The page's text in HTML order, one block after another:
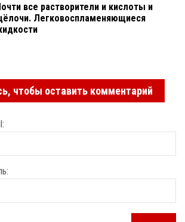
все растворители и кислоты и
Легковоспламеняющиеся
чтобы оставить комментарий